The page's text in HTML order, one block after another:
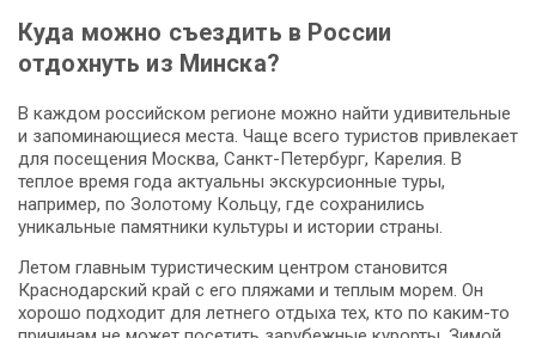
Куда можно съездить в России
отдохнуть из Минска?
В каждом российском регионе можно найти удивительные
и запоминающиеся места. Чаще всего туристов привлекает
для посещения Москва, Санкт-Петербург, Карелия. В
теплое время года актуальны экскурсионные туры,
например, по Золотому Кольцу, где сохранились
уникальные памятники культуры и истории страны.
Летом главным туристическим центром становится
Краснодарский край с его пляжами и теплым морем. Он
хорошо подходит для летнего отдыха тех, кто по каким-то